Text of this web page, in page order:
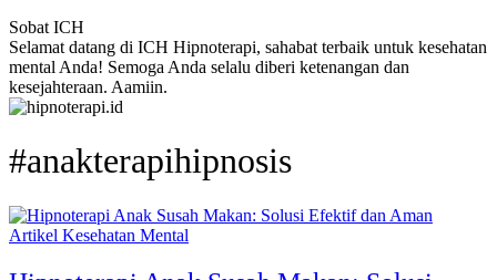
Sobat ICH
Selamat datang di ICH Hipnoterapi, sahabat terbaik untuk kesehatan
mental Anda! Semoga Anda selalu diberi ketenangan dan
kesejahteraan. Aamiin.
#anakterapihipnosis
Artikel Kesehatan Mental